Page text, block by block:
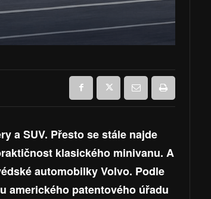
a SUV. Přesto se stále najde
klasického minivanu. A
automobilky Volvo. Podle
amerického patentového úřadu